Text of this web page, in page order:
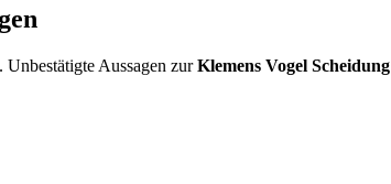
Aussagen zurKlemens Vogel Scheidung